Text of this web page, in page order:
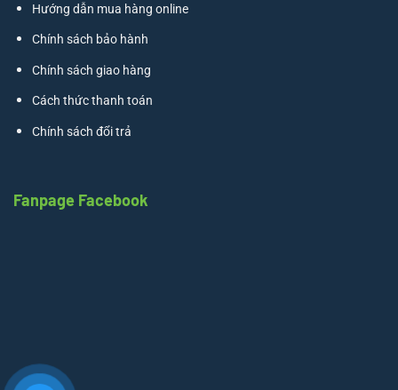
Hướng dẫn mua hàng online
Chính sách bảo hành
Chính sách giao hàng
Cách thức thanh toán
Chính sách đổi trả
Fanpage Facebook